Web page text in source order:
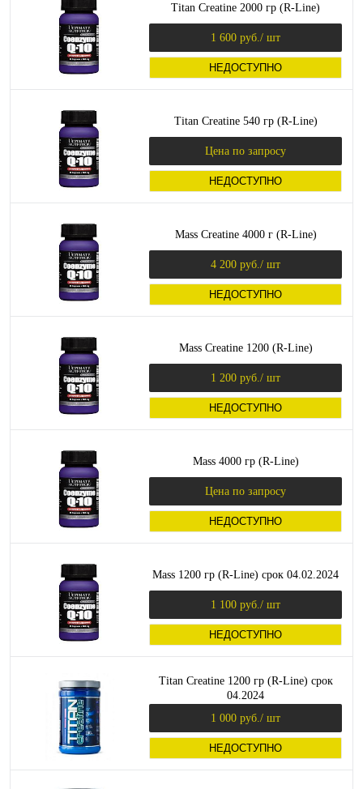
Titan Creatine 2000 гр (R-Line)
1 600 руб. / шт
НЕДОСТУПНО
Titan Creatine 540 гр (R-Line)
Цена по запросу
НЕДОСТУПНО
Mass Creatine 4000 г (R-Line)
4 200 руб. / шт
НЕДОСТУПНО
Mass Creatine 1200 (R-Line)
1 200 руб. / шт
НЕДОСТУПНО
Mass 4000 гр (R-Line)
Цена по запросу
НЕДОСТУПНО
Mass 1200 гр (R-Line) срок 04.02.2024
1 100 руб. / шт
НЕДОСТУПНО
Titan Creatine 1200 гр (R-Line) срок
04.2024
1 000 руб. / шт
НЕДОСТУПНО